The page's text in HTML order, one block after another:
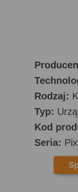
Rodzaj:
Typ:
Kod
Seria: